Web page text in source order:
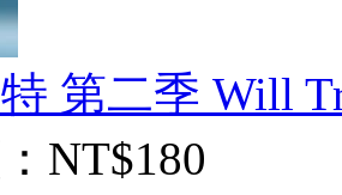
第二季 Will
NT$180